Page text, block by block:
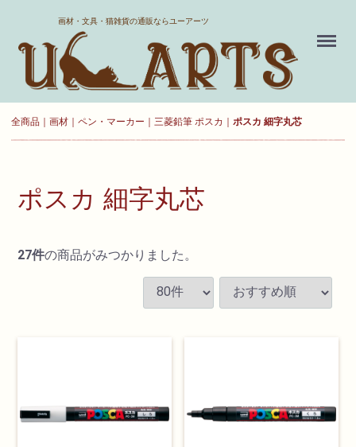
画材・文具・猫雑貨の通販ならユーアーツ
Menu
全商品 画材 ペン・マーカー 三菱鉛筆 ポスカ ポスカ 細字丸芯
ポスカ 細字丸芯
27件の商品がみつかりました。
ホーム
送料について
新規会員登録
カート
検索